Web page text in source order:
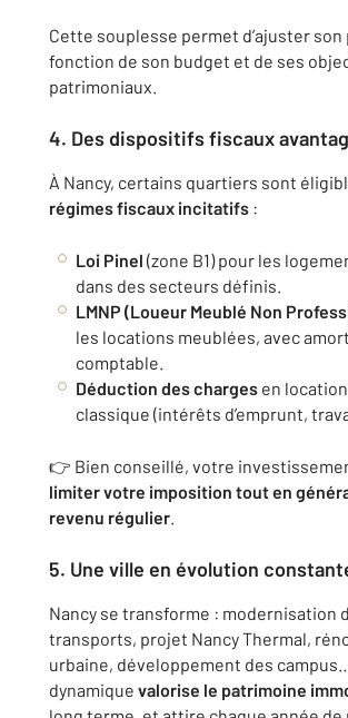
Cette souplesse permet d’ajuster
fonction de son budget et de ses
patrimoniaux.
4. Des dispositifs fiscaux
À Nancy, certains quartiers sont
régimes fiscaux incitatifs :
Loi Pinel (zone B1) pour les
dans des secteurs définis.
LMNP (Loueur Meublé Non
les locations meublées, avec
comptable.
Déduction des charges en
classique (intérêts d’emprunt,
👉 Bien conseillé, votre
limiter votre imposition tout en
revenu régulier.
5. Une ville en évolution
Nancy se transforme : modernisation
transports, projet Nancy Thermal,
urbaine, développement des
dynamique valorise le patrimoine